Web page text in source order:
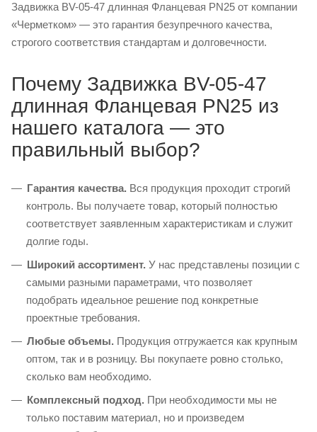
Задвижка BV-05-47 длинная Фланцевая PN25 от компании
«Черметком» — это гарантия безупречного качества,
строгого соответствия стандартам и долговечности.
Почему Задвижка BV-05-47
длинная Фланцевая PN25 из
нашего каталога — это
правильный выбор?
Гарантия качества. Вся продукция проходит строгий
контроль. Вы получаете товар, который полностью
соответствует заявленным характеристикам и служит
долгие годы.
Широкий ассортимент. У нас представлены позиции с
самыми разными параметрами, что позволяет
подобрать идеальное решение под конкретные
проектные требования.
Любые объемы. Продукция отгружается как крупным
оптом, так и в розницу. Вы покупаете ровно столько,
сколько вам необходимо.
Комплексный подход. При необходимости мы не
только поставим материал, но и произведем